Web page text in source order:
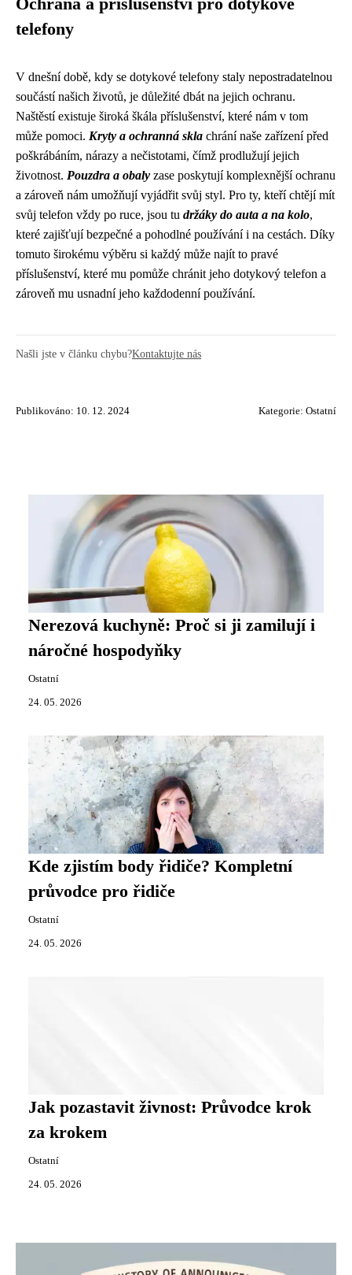
Ochrana a příslušenství pro dotykové
telefony
V dnešní době, kdy se dotykové telefony staly nepostradatelnou
součástí našich životů, je důležité dbát na jejich ochranu.
Naštěstí existuje široká škála příslušenství, které nám v tom
může pomoci. Kryty a ochranná skla chrání naše zařízení před
poškrábáním, nárazy a nečistotami, čímž prodlužují jejich
životnost. Pouzdra a obaly zase poskytují komplexnější ochranu
a zároveň nám umožňují vyjádřit svůj styl. Pro ty, kteří chtějí mít
svůj telefon vždy po ruce, jsou tu držáky do auta a na kolo,
které zajišťují bezpečné a pohodlné používání i na cestách. Díky
tomuto širokému výběru si každý může najít to pravé
příslušenství, které mu pomůže chránit jeho dotykový telefon a
zároveň mu usnadní jeho každodenní používání.
Našli jste v článku chybu?Kontaktujte nás
Publikováno: 10. 12. 2024 Kategorie: Ostatní
Nerezová kuchyně: Proč si ji zamilují i
náročné hospodyňky
Ostatní
24. 05. 2026
Kde zjistím body řidiče? Kompletní
průvodce pro řidiče
Ostatní
24. 05. 2026
Jak pozastavit živnost: Průvodce krok
za krokem
Ostatní
24. 05. 2026